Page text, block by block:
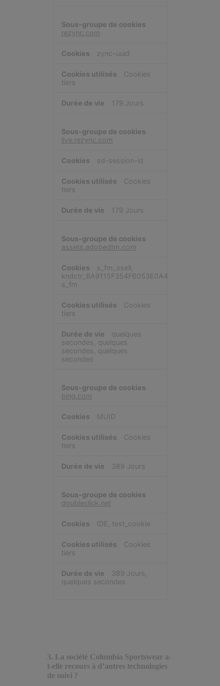
rezync.com
zync-uuid
Cookies
tiers
179 Jours
live.rezync.com
sd-session-id
Cookies
tiers
179 Jours
assets.adobedtm.com
s_fm_xsell,
s_fm
Cookies
tiers
quelques
secondes, quelques
secondes, quelques
secondes
bing.com
MUID
Cookies
tiers
389 Jours
doubleclick.net
IDE, test_cookie
Cookies
tiers
389 Jours,
quelques secondes
3. La société Columbia Sportswear a-
t-elle recours à d’autres technologies
de suivi ?